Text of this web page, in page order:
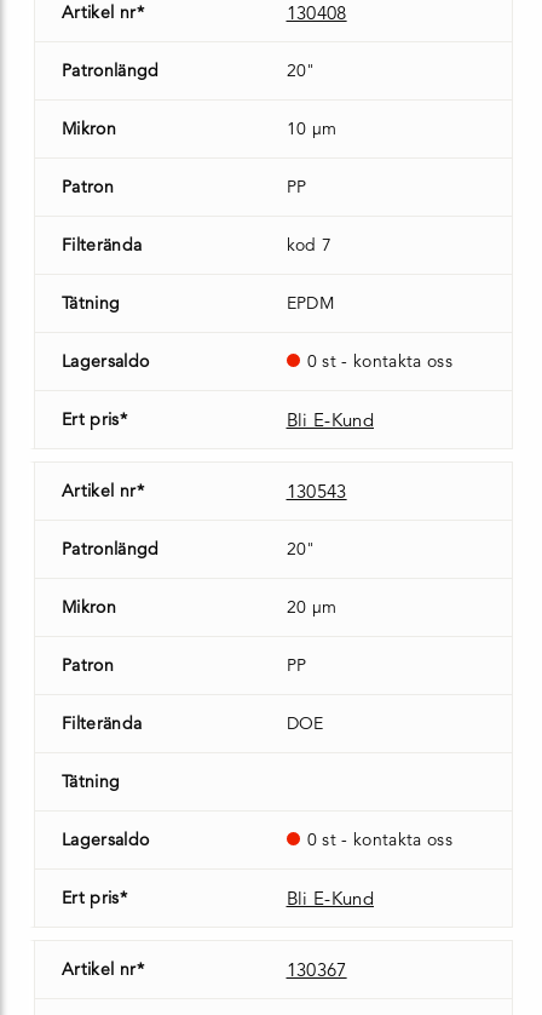
Artikel nr* 130408
Patronlängd 20"
Mikron 10 µm
Patron PP
Filterända kod 7
Tätning EPDM
Lagersaldo 0 st - kontakta oss
Ert pris* Bli E-Kund
Artikel nr* 130543
Patronlängd 20"
Mikron 20 µm
Patron PP
Filterända DOE
Tätning
Lagersaldo 0 st - kontakta oss
Ert pris* Bli E-Kund
Artikel nr* 130367